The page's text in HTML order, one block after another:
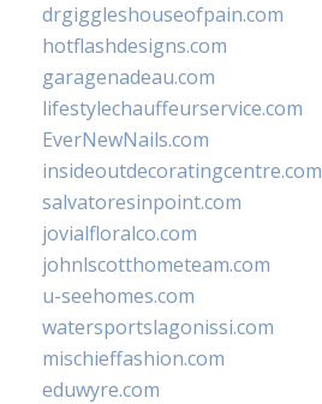
drgiggleshouseofpain.com
hotflashdesigns.com
garagenadeau.com
lifestylechauffeurservice.com
EverNewNails.com
insideoutdecoratingcentre.com
salvatoresinpoint.com
jovialfloralco.com
johnlscotthometeam.com
u-seehomes.com
watersportslagonissi.com
mischieffashion.com
eduwyre.com